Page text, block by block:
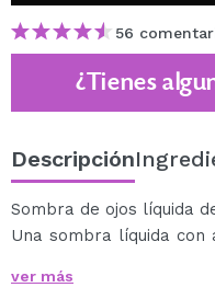
56
¿Tienes
Descripción
Sombra de ojos líquida
Una sombra líquida
Con un suave
ver más